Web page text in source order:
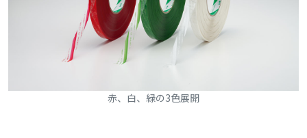
赤、白、緑の3色展開